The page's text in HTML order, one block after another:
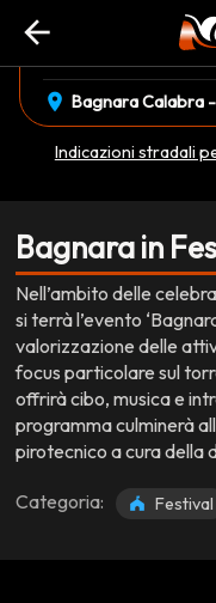
arrow_back
martedì 30
location_on Bagnara Calabra -
Indicazioni stradali
Bagnara in
Nell’ambito delle
si terrà l’evento
valorizzazione delle
focus particolare sul
offrirà cibo, musica e
programma culminerà
pirotecnico a cura della
Categoria: Festival